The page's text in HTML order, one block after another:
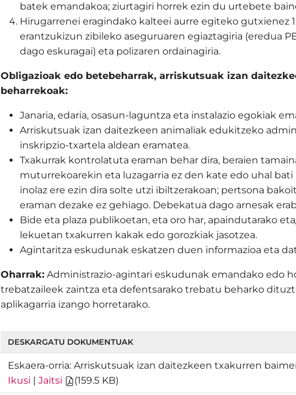
batek emandakoa; ziurtagiri horrek ezin du urtebete
Hirugarrenei eragindako kalteei aurre egiteko gutxienez
erantzukizun zibileko aseguruaren egiaztagiria (eredua
dago eskuragai) eta polizaren ordainagiria.
Obligazioak edo betebeharrak, arriskutsuak izan
beharrekoak:
Janaria, edaria, osasun-laguntza eta instalazio egokiak
Arriskutsuak izan daitezkeen animaliak edukitzeko
inskripzio-txartela aldean eramatea.
Txakurrak kontrolatuta eraman behar dira, beraien
muturrekoarekin eta luzagarria ez den kate edo uhal
inolaz ere ezin dira solte utzi ibiltzerakoan; pertsona
eraman dezake ez gehiago. Debekatua dago arnesak
Bide eta plaza publikoetan, eta oro har, apaindutarako
lekuetan txakurren kakak edo gorozkiak jasotzea.
Agintaritza eskudunak eskatzen duen informazioa eta
Oharrak: Administrazio-agintari eskudunak emandako edo
trebatzaileek zaintza eta defentsarako trebatu beharko
aplikagarria izango horretarako.
DESKARGATU DOKUMENTUAK
Eskaera-orria: Arriskutsuak izan daitezkeen txakurren
Ikusi | Jaitsi (159.5 KB)